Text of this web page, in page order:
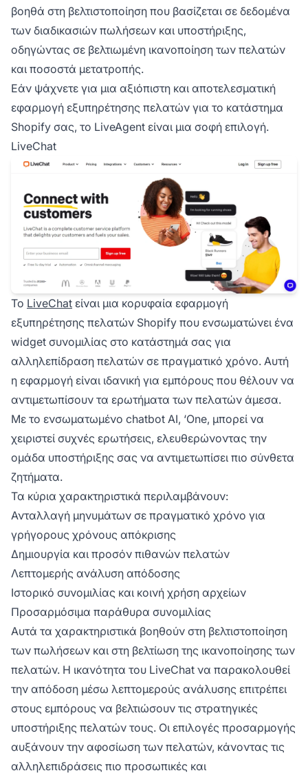
βοηθά στη βελτιστοποίηση που βασίζεται σε δεδομένα
των διαδικασιών πωλήσεων και υποστήριξης,
οδηγώντας σε βελτιωμένη ικανοποίηση των πελατών
και ποσοστά μετατροπής.
Εάν ψάχνετε για μια αξιόπιστη και αποτελεσματική
εφαρμογή εξυπηρέτησης πελατών για το κατάστημα
Shopify σας, το LiveAgent είναι μια σοφή επιλογή.
LiveChat
Το LiveChat είναι μια κορυφαία εφαρμογή
εξυπηρέτησης πελατών Shopify που ενσωματώνει ένα
widget συνομιλίας στο κατάστημά σας για
αλληλεπίδραση πελατών σε πραγματικό χρόνο. Αυτή
η εφαρμογή είναι ιδανική για εμπόρους που θέλουν να
αντιμετωπίσουν τα ερωτήματα των πελατών άμεσα.
Με το ενσωματωμένο chatbot AI, ‘One, μπορεί να
χειριστεί συχνές ερωτήσεις, ελευθερώνοντας την
ομάδα υποστήριξης σας να αντιμετωπίσει πιο σύνθετα
ζητήματα.
Τα κύρια χαρακτηριστικά περιλαμβάνουν:
Ανταλλαγή μηνυμάτων σε πραγματικό χρόνο για
γρήγορους χρόνους απόκρισης
Δημιουργία και προσόν πιθανών πελατών
Λεπτομερής ανάλυση απόδοσης
Ιστορικό συνομιλίας και κοινή χρήση αρχείων
Προσαρμόσιμα παράθυρα συνομιλίας
Αυτά τα χαρακτηριστικά βοηθούν στη βελτιστοποίηση
των πωλήσεων και στη βελτίωση της ικανοποίησης των
πελατών. Η ικανότητα του LiveChat να παρακολουθεί
την απόδοση μέσω λεπτομερούς ανάλυσης επιτρέπει
στους εμπόρους να βελτιώσουν τις στρατηγικές
υποστήριξης πελατών τους. Οι επιλογές προσαρμογής
αυξάνουν την αφοσίωση των πελατών, κάνοντας τις
αλληλεπιδράσεις πιο προσωπικές και